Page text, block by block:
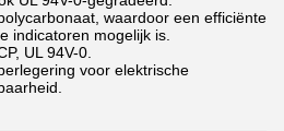
waardoor een efficiënte
indicatoren mogelijk is.
UL 94V-0.
voor elektrische